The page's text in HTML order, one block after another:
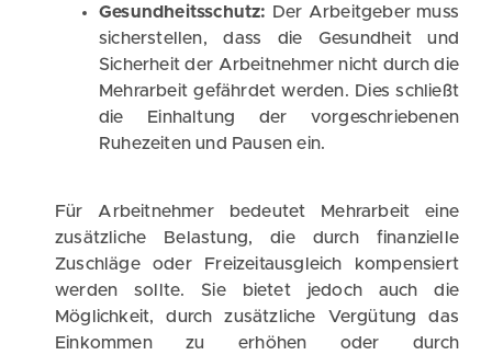
Gesundheitsschutz: Der Arbeitgeber muss
sicherstellen, dass die Gesundheit und
Sicherheit der Arbeitnehmer nicht durch die
Mehrarbeit gefährdet werden. Dies schließt
die Einhaltung der vorgeschriebenen
Ruhezeiten und Pausen ein.
Für Arbeitnehmer bedeutet Mehrarbeit eine
zusätzliche Belastung, die durch finanzielle
Zuschläge oder Freizeitausgleich kompensiert
werden sollte. Sie bietet jedoch auch die
Möglichkeit, durch zusätzliche Vergütung das
Einkommen zu erhöhen oder durch